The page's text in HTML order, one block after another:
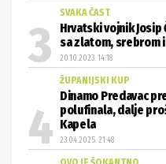
SVAKA ČAST
Hrvatski vojnik Josip
sa zlatom, srebrom
20.10.2023. 14:18
ŽUPANIJSKI KUP
Dinamo Predavac
polufinala, dalje
Kapela
23.04.2025. 21:48